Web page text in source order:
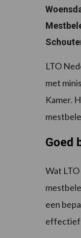
LTO
met
Kamer.
Goed
Wat
een
effectief